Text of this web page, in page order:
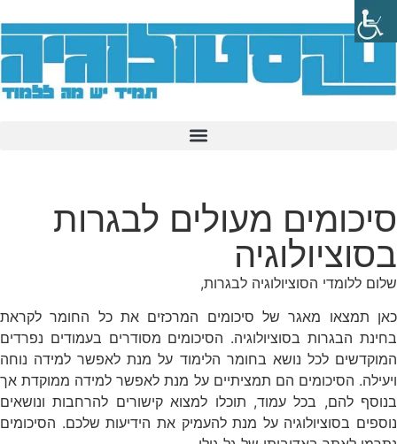
סיכומים מעולים לבגרות
בסוציולוגיה
שלום ללומדי הסוציולוגיה לבגרות,
כאן תמצאו מאגר של סיכומים המרכזים את כל החומר לקראת
בחינת הבגרות בסוציולוגיה. הסיכומים מסודרים בעמודים נפרדים
המוקדשים לכל נושא בחומר הלימוד על מנת לאפשר למידה נוחה
ויעילה. הסיכומים הם תמציתיים על מנת לאפשר למידה ממוקדת אך
בנוסף להם, בכל עמוד, תוכלו למצוא קישורים להרחבות ונושאים
נוספים בסוציולוגיה על מנת להעמיק את הידיעות שלכם. הסיכומים